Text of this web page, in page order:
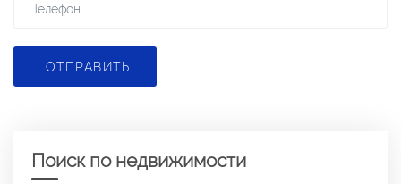
ОТПРАВИТЬ
Поиск по недвижимости